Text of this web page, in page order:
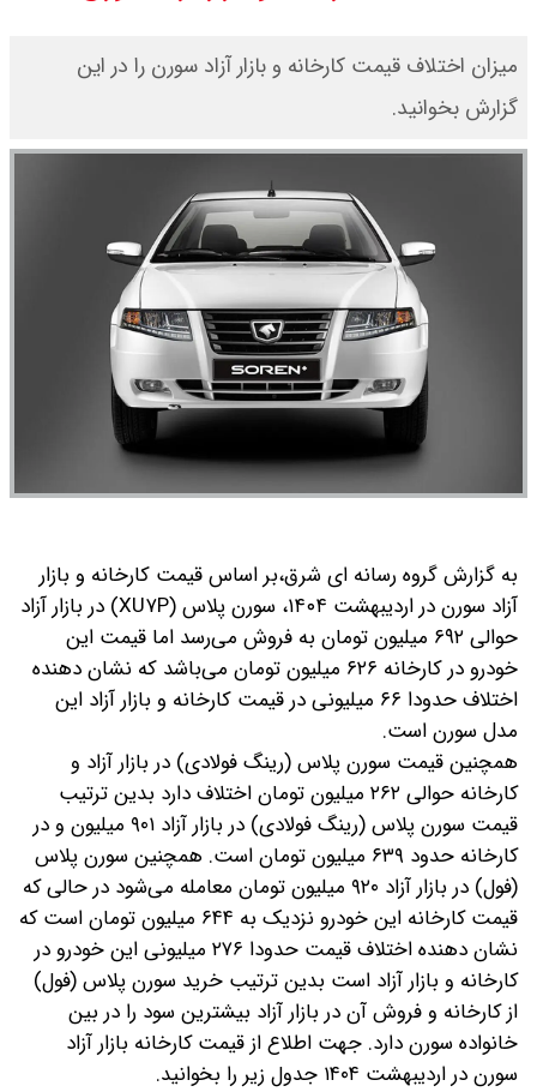
رهبر انقلاب با مسعود پزشکیان دیدار
کرد / درباره مشکلات کشور و تعامل
اقتصادی با طرفهای خارجی گفتگو شد
میزان اختلاف قیمت کارخانه و بازار آزاد سورن را در این
گزارش بخوانید.
به گزارش گروه رسانه ای شرق،بر اساس قیمت کارخانه و بازار
آزاد سورن در اردیبهشت ۱۴۰۴، سورن پلاس (XU۷P) در بازار آزاد
حوالی ۶۹۲ میلیون تومان به فروش می‌رسد اما قیمت این
خودرو در کارخانه ۶۲۶ میلیون تومان می‌باشد که نشان دهنده
اختلاف حدودا ۶۶ میلیونی در قیمت کارخانه و بازار آزاد این
مدل سورن است.
همچنین قیمت سورن پلاس (رینگ فولادی) در بازار آزاد و
کارخانه حوالی ۲۶۲ میلیون تومان اختلاف دارد بدین ترتیب
قیمت سورن پلاس (رینگ فولادی) در بازار آزاد ۹۰۱ میلیون و در
کارخانه حدود ۶۳۹ میلیون تومان است. همچنین سورن پلاس
(فول) در بازار آزاد ۹۲۰ میلیون تومان معامله می‌شود در حالی که
قیمت کارخانه این خودرو نزدیک به ۶۴۴ میلیون تومان است که
نشان دهنده اختلاف قیمت حدودا ۲۷۶ میلیونی این خودرو در
کارخانه و بازار آزاد است بدین ترتیب خرید سورن پلاس (فول)
از کارخانه و فروش آن در بازار آزاد بیشترین سود را در بین
خانواده سورن دارد. جهت اطلاع از قیمت کارخانه بازار آزاد
سورن در اردیبهشت ۱۴۰۴ جدول زیر را بخوانید.